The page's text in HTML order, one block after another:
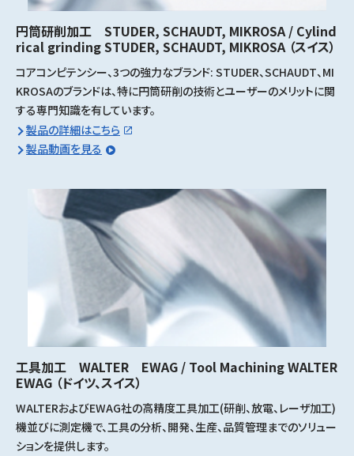
円筒研削加工 STUDER, SCHAUDT, MIKROSA / Cylind
rical grinding STUDER, SCHAUDT, MIKROSA （スイス）
コアコンピテンシー、3つの強力なブランド: STUDER、SCHAUDT、MI
KROSAのブランドは、特に円筒研削の技術とユーザーのメリットに関
する専門知識を有しています。
製品の詳細はこちら
製品動画を見る
工具加工 WALTER EWAG / Tool Machining WALTER
EWAG （ドイツ、スイス）
WALTERおよびEWAG社の高精度工具加工(研削、放電、レーザ加工)
機並びに測定機で、工具の分析、開発、生産、品質管理までのソリュー
ションを提供します。